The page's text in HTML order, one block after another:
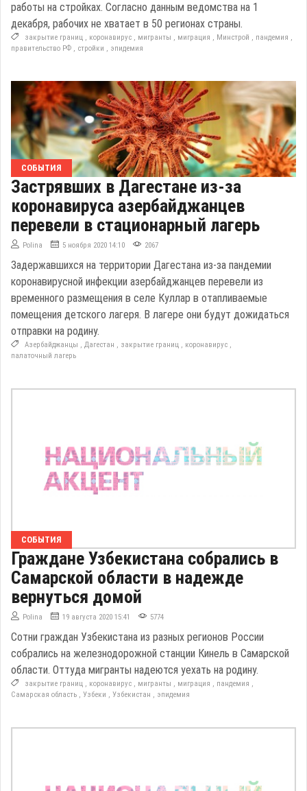
работы на стройках. Согласно данным ведомства на 1
декабря, рабочих не хватает в 50 регионах страны.
закрытие границ , коронавирус , мигранты , миграция , Минстрой , пандемия ,
правительство РФ , стройки , эпидемия
СОБЫТИЯ
Застрявших в Дагестане из-за
коронавируса азербайджанцев
перевели в стационарный лагерь
Polina 5 ноября 2020 14:10 2067
Задержавшихся на территории Дагестана из-за пандемии
коронавирусной инфекции азербайджанцев перевели из
временного размещения в селе Куллар в отапливаемые
помещения детского лагеря. В лагере они будут дожидаться
отправки на родину.
Азербайджанцы , Дагестан , закрытие границ , коронавирус ,
палаточный лагерь
СОБЫТИЯ
Граждане Узбекистана собрались в
Самарской области в надежде
вернуться домой
Polina 19 августа 2020 15:41 5774
Сотни граждан Узбекистана из разных регионов России
собрались на железнодорожной станции Кинель в Самарской
области. Оттуда мигранты надеются уехать на родину.
закрытие границ , коронавирус , мигранты , миграция , пандемия ,
Самарская область , Узбеки , Узбекистан , эпидемия